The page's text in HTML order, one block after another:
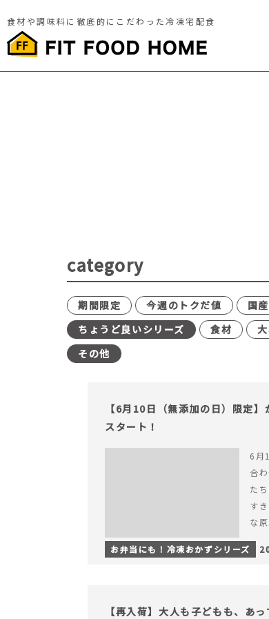
食材や調味料に徹底的にこだわった冷凍宅配食
category
期間限定 今週のトクだ値 国
ちょうど良いシリーズ
食材
その他
【6月10日（無添加の日）限定
スタート！
6月
合
た
す
な
つ
【6
お弁当にも！冷凍おかずシリーズ
【再入荷】大人も子どもも、あ